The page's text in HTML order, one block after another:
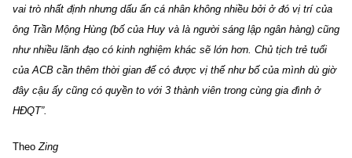
vai trò nhất định nhưng dấu ấn cá nhân không nhiều bởi ở đó vị trí của
ông Trần Mộng Hùng (bố của Huy và là người sáng lập ngân hàng) cũng
như nhiều lãnh đạo có kinh nghiệm khác sẽ lớn hơn. Chủ tịch trẻ tuổi
của ACB cần thêm thời gian để có được vị thế như bố của mình dù giờ
đây cậu ấy cũng có quyền to với 3 thành viên trong cùng gia đình ở
HĐQT”.
Theo Zing